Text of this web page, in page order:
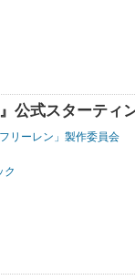
公式スターティ
フリーレン」製作委員会
ク